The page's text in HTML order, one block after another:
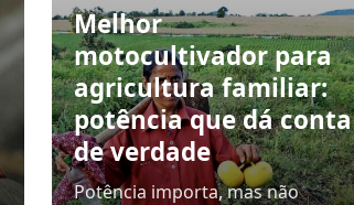
Melhor
motocultivador para
agricultura familiar:
potência que dá conta
de verdade
Potência importa, mas não